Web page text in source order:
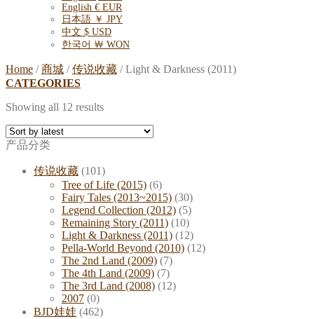
English € EUR
日本語 ￥ JPY
中文 $ USD
한국어 ￦ WON
Home / 商城 / 传说收藏 /Light & Darkness (2011)
CATEGORIES
Showing all 12 results
产品分类
传说收藏 (101)
Tree of Life (2015) (6)
Fairy Tales (2013~2015) (30)
Legend Collection (2012) (5)
Remaining Story (2011) (10)
Light & Darkness (2011) (12)
Pella-World Beyond (2010) (12)
The 2nd Land (2009) (7)
The 4th Land (2009) (7)
The 3rd Land (2008) (12)
2007 (0)
BJD娃娃 (462)